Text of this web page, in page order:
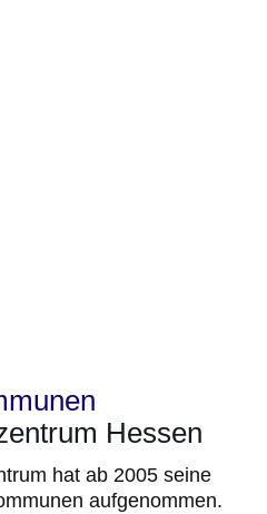
Hessen
hat ab 2005 seine
aufgenommen.